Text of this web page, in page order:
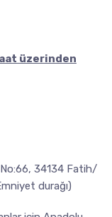
üzerinden
34134 Fatih/
durağı)